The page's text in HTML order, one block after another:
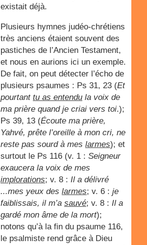
existait déjà.
Plusieurs hymnes judéo-chrétiens
très anciens étaient souvent des
pastiches de l’Ancien Testament,
et nous en aurions ici un exemple.
De fait, on peut détecter l’écho de
plusieurs psaumes : Ps 31, 23 (Et
pourtant tu as entendu la voix de
ma prière quand je criai vers toi.);
Ps 39, 13 (Écoute ma prière,
Yahvé, prête l’oreille à mon cri, ne
reste pas sourd à mes larmes); et
surtout le Ps 116 (v. 1 : Seigneur
exaucera la voix de mes
implorations; v. 8 : Il a délivré
...mes yeux des larmes; v. 6 : je
faiblissais, il m’a sauvé; v. 8 : Il a
gardé mon âme de la mort);
notons qu’à la fin du psaume 116,
le psalmiste rend grâce à Dieu